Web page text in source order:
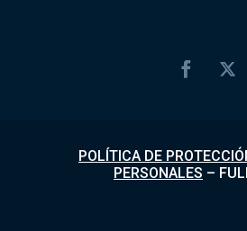
POLÍTICA DE
PERSONALES –